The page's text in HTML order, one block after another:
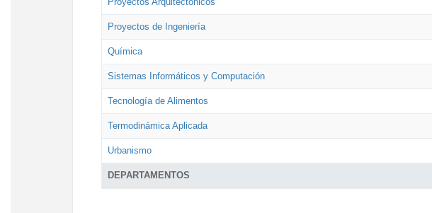
DEPARTAMENTOS
Proyectos de Ingeniería
Química
Sistemas Informáticos y Computación
Tecnología de Alimentos
Termodinámica Aplicada
Urbanismo